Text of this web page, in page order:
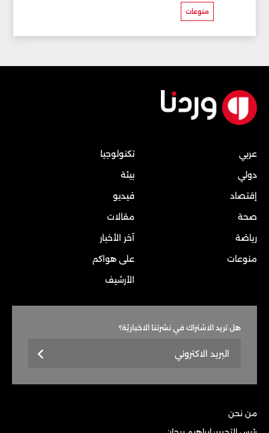
منوعات
عربي
دولي
إقتصاد
صحة
رياضة
منوعات
تكنولوجيا
بيئة
فيديو
مقالات
آخر الأخبار
على هواكم
الأرشيف
هل تريد الاشتراك في نشرتنا الاخباريّة؟
من نحن